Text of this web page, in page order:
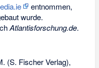
entnommen,
wurde.
Atlantisforschung.de.
(S. Fischer Verlag),